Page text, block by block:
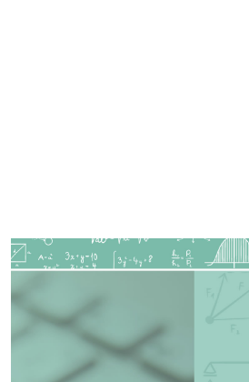
Imagen de portada